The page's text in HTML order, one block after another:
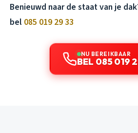
Benieuwd naar de staat van je
bel 085 019 29 33
NU BEREIKBAAR
BEL 085 019